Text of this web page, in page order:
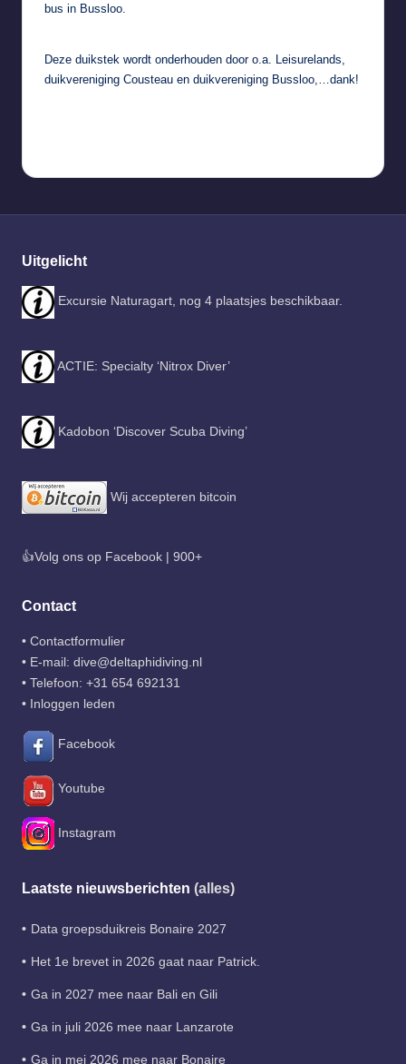
bus in Bussloo
Deze duikstek wordt onderhouden door o.a. Leisurelands,
duikvereniging Cousteau en duikvereniging Bussloo,…dank!
Uitgelicht
Excursie Naturagart, nog 4 plaatsjes beschikbaar.
ACTIE: Specialty ‘Nitrox Diver’
Kadobon ‘Discover Scuba Diving’
Wij accepteren bitcoin
👍Volg ons op Facebook | 900+
Contact
• Contactformulier
• E-mail: dive@deltaphidiving.nl
• Telefoon: +31 654 692131
• Inloggen leden
Facebook
Youtube
Instagram
Laatste nieuwsberichten (alles)
Data groepsduikreis Bonaire 2027
Het 1e brevet in 2026 gaat naar Patrick.
Ga in 2027 mee naar Bali en Gili
Ga in juli 2026 mee naar Lanzarote
Ga in mei 2026 mee naar Bonaire